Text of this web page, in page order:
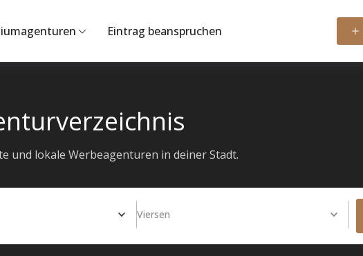
Eintrag beanspruchen
und lokale Werbeagenturen in deiner Stadt.
Viersen